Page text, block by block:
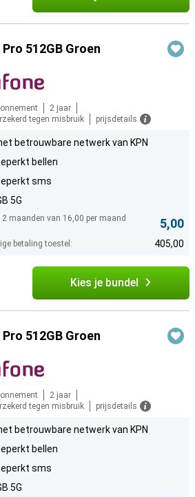
512GB Groen
2 jaar
tegen misbruik
prijsdetails
betrouwbare netwerk van KPN
bellen
sms
5G
maanden van 16,00 per maand
5,00
betaling toestel: 405,00
Kies je bundel
512GB Groen
2 jaar
tegen misbruik
prijsdetails
betrouwbare netwerk van KPN
bellen
sms
5G